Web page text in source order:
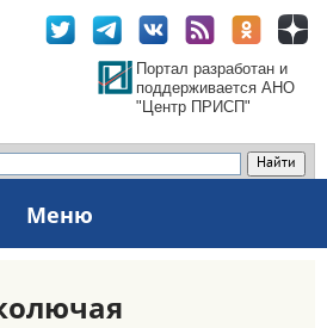
Портал разработан и
поддерживается АНО
"Центр ПРИСП"
Меню